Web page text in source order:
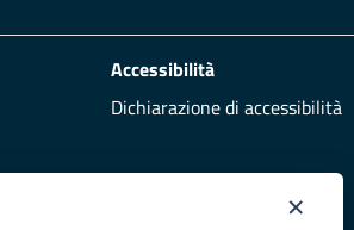
Accessibilità
Dichiarazione di accessibilità
×